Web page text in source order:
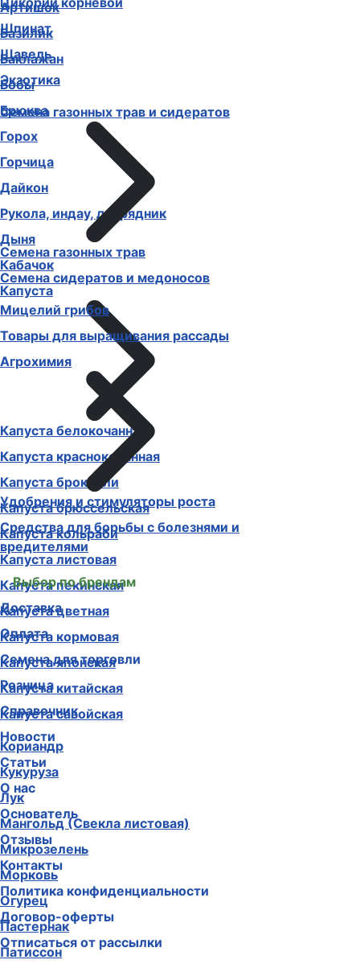
Артишок
Базилик
Баклажан
Бобы
Брюква
Горох
Горчица
Дайкон
Рукола, индау, двурядник
Дыня
Кабачок
Капуста
Капуста белокочанная
Капуста краснокочанная
Капуста брокколи
Капуста брюссельская
Капуста кольраби
Капуста листовая
Капуста пекинская
Капуста цветная
Капуста кормовая
Капуста японская
Капуста китайская
Капуста савойская
Кориандр
Кукуруза
Лук
Мангольд (Свекла листовая)
Микрозелень
Морковь
Огурец
Пастернак
Патиссон
Шпинат
Щавель
Экзотика
Семена газонных трав и сидератов
Семена газонных трав
Семена сидератов и медоносов
Мицелий грибов
Товары для выращивания рассады
Агрохимия
Удобрения и стимуляторы роста
Средства для борьбы с болезнями и
вредителями
Выбор по брендам
Доставка
Оплата
Семена для торговли
Розница
Справочник
Новости
Статьи
О нас
Основатель
Отзывы
Контакты
Политика конфиденциальности
Договор-оферты
Отписаться от рассылки